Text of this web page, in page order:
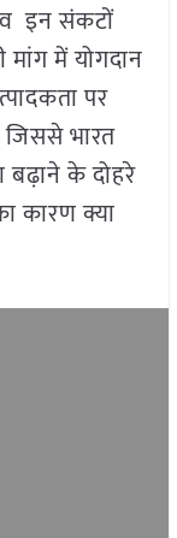
इन संकटों
में योगदान
पर
भारत
बढ़ाने के दोहरे
कारण क्या